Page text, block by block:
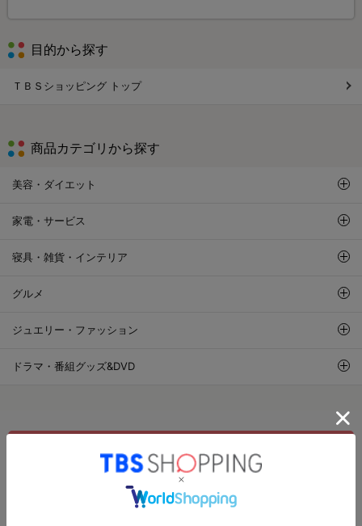
目的から探す
ＴＢＳショッピング トップ
商品カテゴリから探す
美容・ダイエット
家電・サービス
寝具・雑貨・インテリア
グルメ
ジュエリー・ファッション
ドラマ・番組グッズ&DVD
新規会員・メルマガ登録
ログイン